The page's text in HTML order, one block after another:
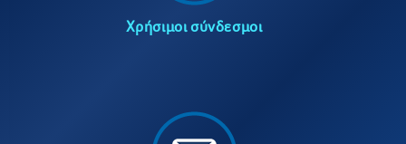
Χρήσιμοι σύνδεσμοι